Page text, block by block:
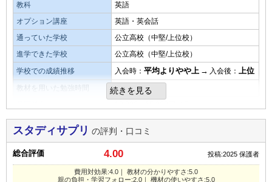
口コミ投稿者ID:2678415
良いところや要望
自分のペースで好きな時に勉強できるところ。
楽しく勉強できると思います。
総合評価
スタディサプリが成績向上につながったかどうかよくわから
ないため。
教材の難易度
易しい 平均 難しい
教材・授業動画の難易度
中学の勉強を始めた頃は、英語の難しさで悩んでいました
が、今は少しずつ理解出来るようにもなり楽しんで勉強して
います。
充分な量の演習問題があり、わからないところは似たような
問題が何問もあり、解けるまでできるので本人も自信がつい
たように思います。
目的を果たせたか
教科
英語
オプション講座
英語・英会話
通っていた学校
公立高校（中堅/上位校）
進学できた学校
公立高校（中堅/上位校）
学校での成績推移
入会時： 平均よりやや上 → 入会後： 上位
教材を用いた勉強時間
1.5時間
費用対効果
費用対効果についてですが、価格に見合った授業だとおもい
ます。
続きを見る
スタディサプリ の評判・口コミ
総合評価 4.00 投稿:2025 保護者
費用対効果:4.0｜ 教材の分かりやすさ:5.0
親の負担・学習フォロー:2.0｜ 機材の使いやすさ:5.0